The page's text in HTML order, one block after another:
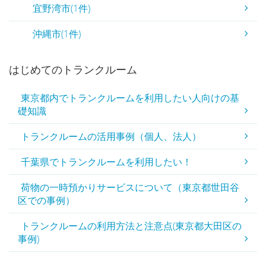
宜野湾市(1件)
沖縄市(1件)
はじめてのトランクルーム
東京都内でトランクルームを利用したい人向けの基
礎知識
トランクルームの活用事例（個人、法人）
千葉県でトランクルームを利用したい！
荷物の一時預かりサービスについて（東京都世田谷
区での事例）
トランクルームの利用方法と注意点(東京都大田区の
事例)